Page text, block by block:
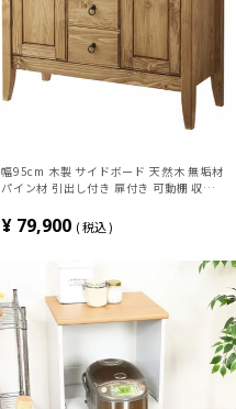
幅95cm 木製 サイドボード 天然木 無垢材
パイン材 引出し付き 扉付き 可動棚 収納
欧風 ナチュラル カントリー 完成品
¥ 79,900 税込